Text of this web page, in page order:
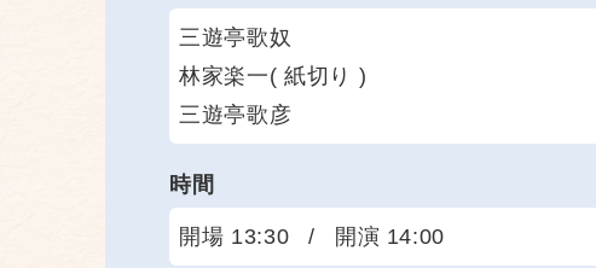
三遊亭歌奴
林家楽一( 紙切り )
三遊亭歌彦
時間
開場 13:30 / 開演 14:00